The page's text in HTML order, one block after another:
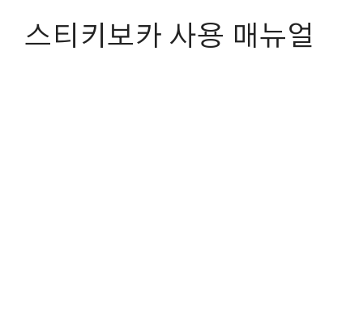
스티키보카 사용 매뉴얼